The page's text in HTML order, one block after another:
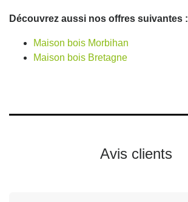
Découvrez aussi nos offres suivantes :
Maison bois Morbihan
Maison bois Bretagne
Avis clients